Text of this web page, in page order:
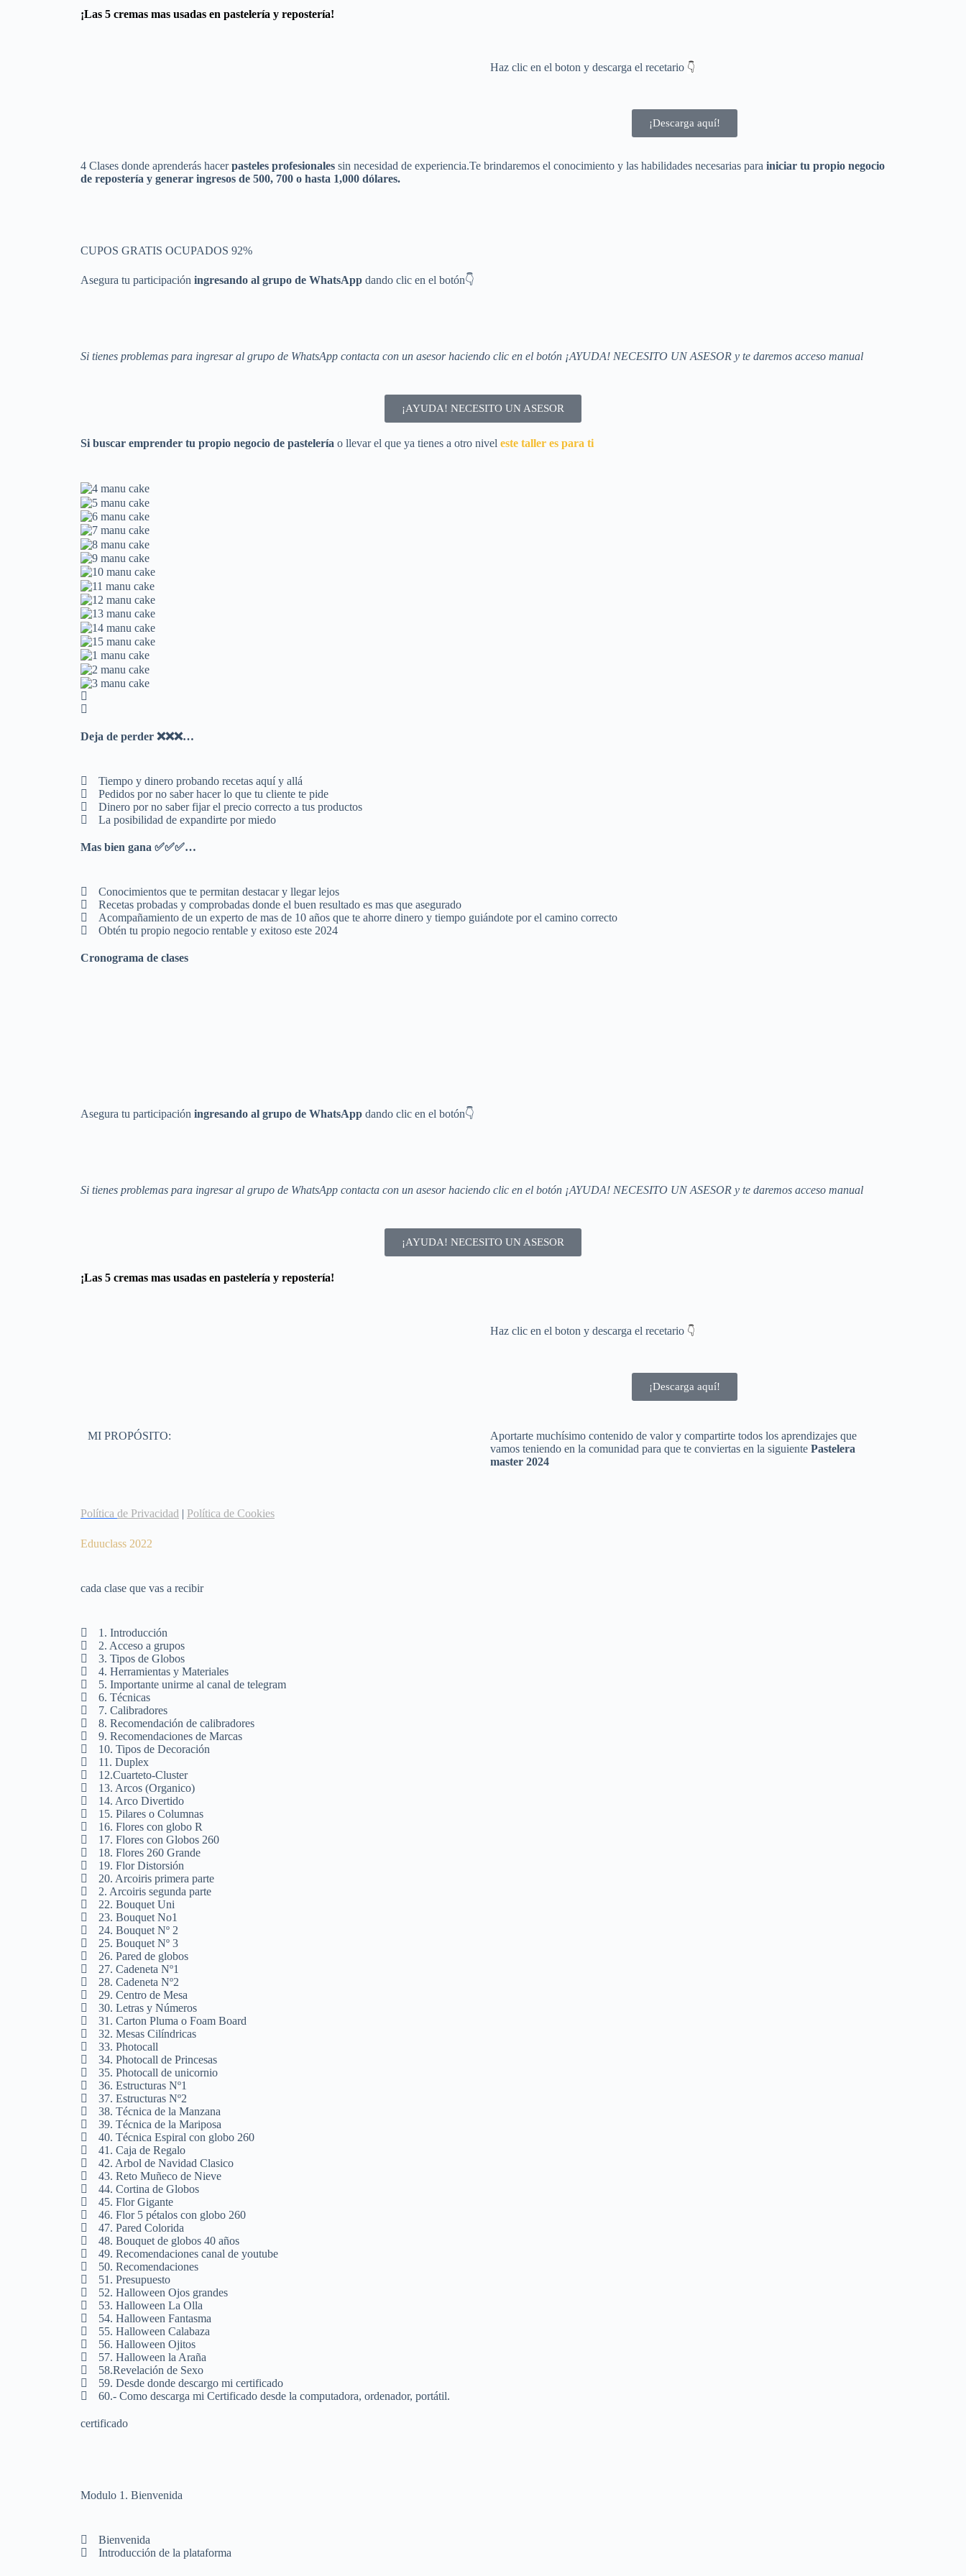
¡Las 5 cremas mas usadas en pastelería y repostería!
Haz clic en el boton y descarga el recetario 👇
¡Descarga aquí!
4 Clases donde aprenderás hacerpasteles profesionales sin necesidad de experiencia.Te brindaremos el conocimiento y las habilidades necesarias para iniciar tu propio negocio
de repostería y generar ingresos de 500, 700 o hasta 1,000 dólares.
CUPOS GRATIS OCUPADOS 92%
Asegura tu participación ingresando al grupo de WhatsApp dando clic en el botón👇
Si tienes problemas para ingresar al grupo de WhatsApp contacta con un asesor haciendo clic en el botón ¡AYUDA! NECESITO UN ASESOR y te daremos acceso manual
¡AYUDA! NECESITO UN ASESOR
Si buscar emprender tu propio negocio de pastelería o llevar el que ya tienes a otro nivel este taller es para ti
Deja de perder ❌❌❌…
Tiempo y dinero probando recetas aquí y allá
Pedidos por no saber hacer lo que tu cliente te pide
Dinero por no saber fijar el precio correcto a tus productos
La posibilidad de expandirte por miedo
Mas bien gana ✅✅✅…
Conocimientos que te permitan destacar y llegar lejos
Recetas probadas y comprobadas donde el buen resultado es mas que asegurado
Acompañamiento de un experto de mas de 10 años que te ahorre dinero y tiempo guiándote por el camino correcto
Obtén tu propio negocio rentable y exitoso este 2024
Cronograma de clases
Asegura tu participación ingresando al grupo de WhatsApp dando clic en el botón👇
Si tienes problemas para ingresar al grupo de WhatsApp contacta con un asesor haciendo clic en el botón ¡AYUDA! NECESITO UN ASESOR y te daremos acceso manual
¡AYUDA! NECESITO UN ASESOR
¡Las 5 cremas mas usadas en pastelería y repostería!
Haz clic en el boton y descarga el recetario 👇
¡Descarga aquí!
MI PROPÓSITO:
Aportarte muchísimo contenido de valor y compartirte todos los aprendizajes que
vamos teniendo en la comunidad para que te conviertas en la siguiente Pastelera
master 2024
Política de Privacidad | Política de Cookies
Eduuclass 2022
cada clase que vas a recibir
1. Introducción
2. Acceso a grupos
3. Tipos de Globos
4. Herramientas y Materiales
5. Importante unirme al canal de telegram
6. Técnicas
7. Calibradores
8. Recomendación de calibradores
9. Recomendaciones de Marcas
10. Tipos de Decoración
11. Duplex
12.Cuarteto-Cluster
13. Arcos (Organico)
14. Arco Divertido
15. Pilares o Columnas
16. Flores con globo R
17. Flores con Globos 260
18. Flores 260 Grande
19. Flor Distorsión
20. Arcoiris primera parte
2. Arcoiris segunda parte
22. Bouquet Uni
23. Bouquet No1
24. Bouquet Nº 2
25. Bouquet Nº 3
26. Pared de globos
27. Cadeneta Nº1
28. Cadeneta Nº2
29. Centro de Mesa
30. Letras y Números
31. Carton Pluma o Foam Board
32. Mesas Cilíndricas
33. Photocall
34. Photocall de Princesas
35. Photocall de unicornio
36. Estructuras Nº1
37. Estructuras Nº2
38. Técnica de la Manzana
39. Técnica de la Mariposa
40. Técnica Espiral con globo 260
41. Caja de Regalo
42. Arbol de Navidad Clasico
43. Reto Muñeco de Nieve
44. Cortina de Globos
45. Flor Gigante
46. Flor 5 pétalos con globo 260
47. Pared Colorida
48. Bouquet de globos 40 años
49. Recomendaciones canal de youtube
50. Recomendaciones
51. Presupuesto
52. Halloween Ojos grandes
53. Halloween La Olla
54. Halloween Fantasma
55. Halloween Calabaza
56. Halloween Ojitos
57. Halloween la Araña
58.Revelación de Sexo
59. Desde donde descargo mi certificado
60.- Como descarga mi Certificado desde la computadora, ordenador, portátil.
certificado
Modulo 1. Bienvenida
Bienvenida
Introducción de la plataforma